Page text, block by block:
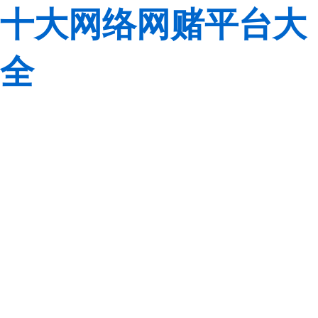
十大网络网赌平台大
全